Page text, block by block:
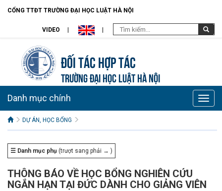
CỔNG TTĐT TRƯỜNG ĐẠI HỌC LUẬT HÀ NỘI
VIDEO
Đối tác hợp tác
TRƯỜNG ĐẠI HỌC LUẬT HÀ NỘI
Toggle
Danh mục chính
DỰ ÁN, HỌC BỔNG
☰ Danh mục phụ (trượt sang phải → )
THÔNG BÁO VỀ HỌC BỔNG NGHIÊN CỨU
NGẮN HẠN TẠI ĐỨC DÀNH CHO GIẢNG VIÊN